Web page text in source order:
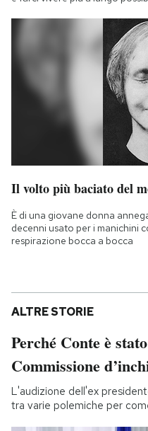
Il volto più baciato del
È di una giovane donna
decenni usato per i manichini
respirazione bocca a bocca
ALTRE STORIE
Perché Conte è
Commissione
L'audizione dell'ex
tra varie polemiche per